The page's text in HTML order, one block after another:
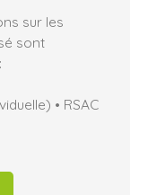
sur les
sont
• RSAC